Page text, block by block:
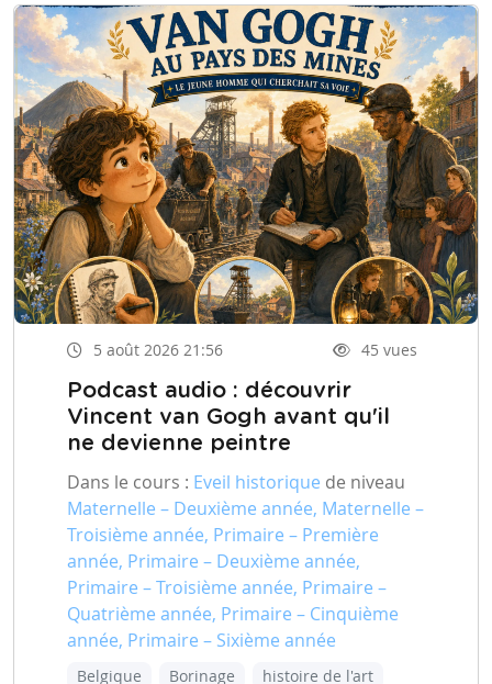
5 août 2026 21:56 45 vues
Podcast audio : découvrir
Vincent van Gogh avant qu'il
ne devienne peintre
Dans le cours : Eveil historique de niveau
Maternelle – Deuxième année, Maternelle –
Troisième année, Primaire – Première
année, Primaire – Deuxième année,
Primaire – Troisième année, Primaire –
Quatrième année, Primaire – Cinquième
année, Primaire – Sixième année
Belgique Borinage
histoire de l'art